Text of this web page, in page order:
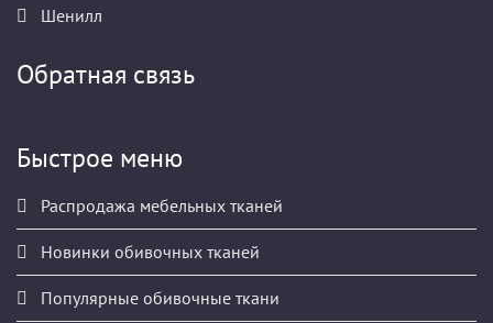
Шенилл
Обратная связь
Быстрое меню
Распродажа мебельных тканей
Новинки обивочных тканей
Популярные обивочные ткани